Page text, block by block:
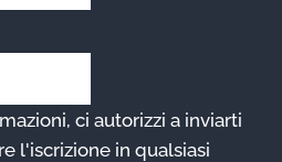
ci autorizzi a inviarti
l'iscrizione in qualsiasi